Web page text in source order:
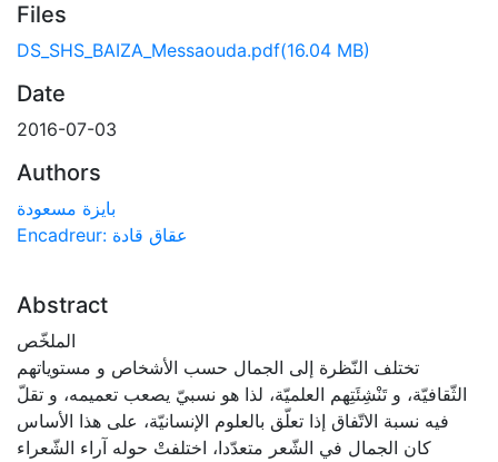
Files
DS_SHS_BAIZA_Messaouda.pdf(16.04 MB)
Date
2016-07-03
Authors
بايزة مسعودة
Encadreur: عقاق قادة
Abstract
الملخّص
تختلف النّظرة إلى الجمال حسب الأشخاص و مستوياتهم
الثّقافيّة، و تَنْشِئَتِهم العلميّة، لذا هو نسبيّ يصعب تعميمه، و تقلّ
فيه نسبة الاتّفاق إذا تعلّق بالعلوم الإنسانيّة، على هذا الأساس
كان الجمال في الشّعر متعدّدا، اختلفتْ حوله آراء الشّعراء